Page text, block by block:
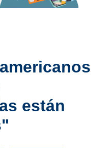
están